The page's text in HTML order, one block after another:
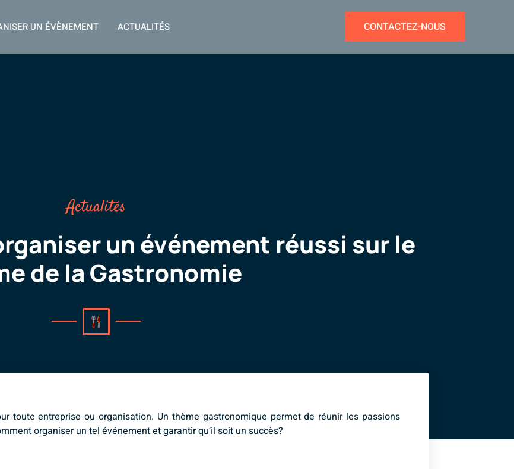
UN ÉVÈNEMENT ACTUALITÉS CONTACTEZ-NOUS
Actualités
un événement réussi sur le
de la Gastronomie
toute entreprise ou organisation. Un thème gastronomique permet de réunir les passions
organiser un tel événement et garantir qu’il soit un succès?